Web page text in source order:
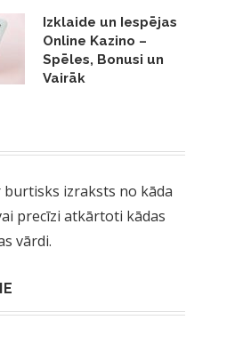
Izklaide un Iespējas
Online Kazino –
Spēles, Bonusi un
Vairāk
burtisks izraksts no kāda
precīzi atkārtoti kādas
vārdi.